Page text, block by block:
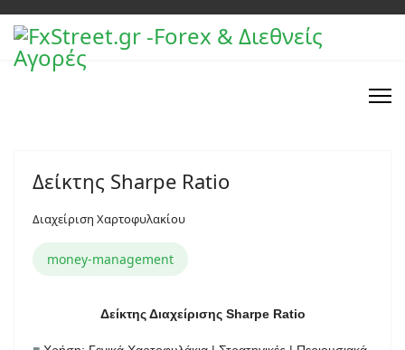
Δείκτης Sharpe Ratio
Διαχείριση Χαρτοφυλακίου
money-management
Δείκτης Διαχείρισης Sharpe Ratio